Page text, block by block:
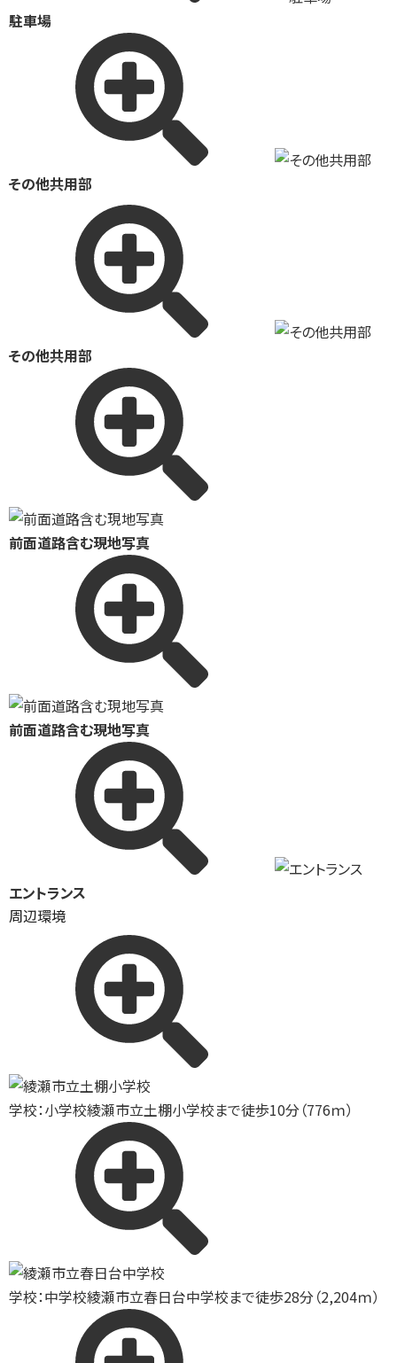
駐車場
その他共用部
その他共用部
前面道路含む現地写真
前面道路含む現地写真
エントランス
周辺環境
学校：小学校綾瀬市立土棚小学校まで徒歩10分（776ｍ）
学校：中学校綾瀬市立春日台中学校まで徒歩28分（2,204ｍ）